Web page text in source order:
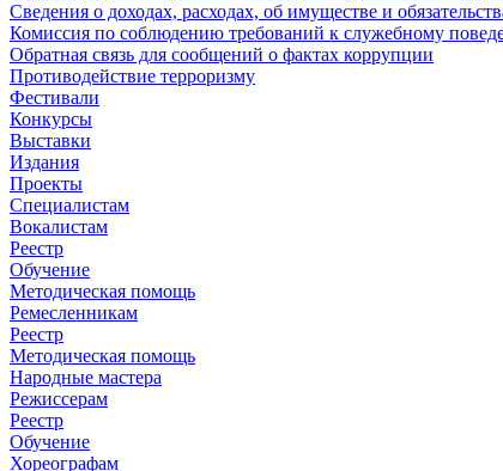
Сведения о доходах, расходах, об имуществе и
Комиссия по соблюдению требований к служебному
Обратная связь для сообщений о фактах коррупции
Противодействие терроризму
Фестивали
Конкурсы
Выставки
Издания
Проекты
Специалистам
Вокалистам
Реестр
Обучение
Методическая помощь
Ремесленникам
Реестр
Методическая помощь
Народные мастера
Режиссерам
Реестр
Обучение
Хореографам